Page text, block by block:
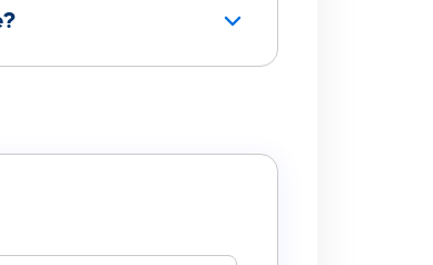
a cada candidato
de Exámenes
oficina. Para cualquier